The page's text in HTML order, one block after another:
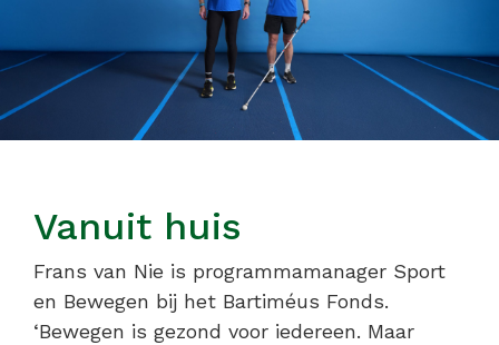
Vanuit huis
Frans van Nie is programmamanager Sport
en Bewegen bij het Bartiméus Fonds.
‘Bewegen is gezond voor iedereen. Maar